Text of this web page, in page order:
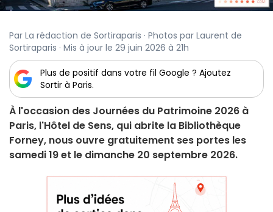
Par La rédaction de Sortiraparis · Photos par Laurent de
Sortiraparis · Mis à jour le 29 juin 2026 à 21h
Plus de positif dans votre fil Google ? Ajoutez
Sortir à Paris.
À l'occasion des Journées du Patrimoine 2026 à
Paris, l'Hôtel de Sens, qui abrite la Bibliothèque
Forney, nous ouvre gratuitement ses portes les
samedi 19 et le dimanche 20 septembre 2026.